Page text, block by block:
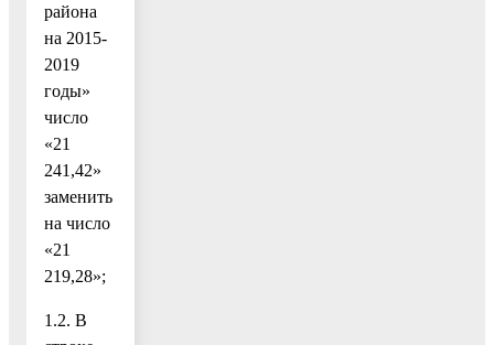
района
на 2015-
2019
годы»
число
«21
241,42»
заменить
на число
«21
219,28»;
1.2. В